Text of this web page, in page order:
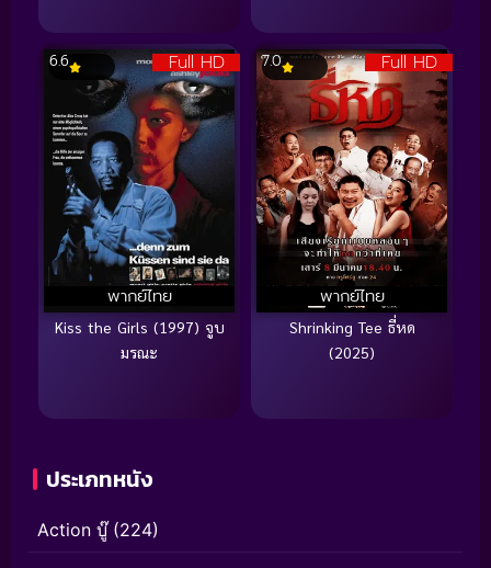
Full HD
พากย์ไทย
6.6
Kiss the Girls (1997) จูบ
มรณะ
Full HD
พากย์ไทย
7.0
Shrinking Tee ธี่หด
(2025)
ประเภทหนัง
Action บู๊(224)